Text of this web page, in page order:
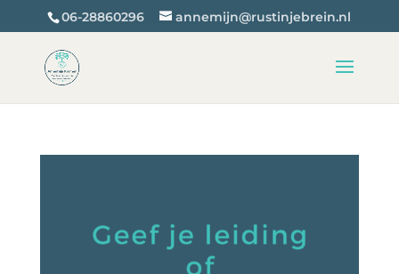
06-28860296 annemijn@rustinjebrein.nl